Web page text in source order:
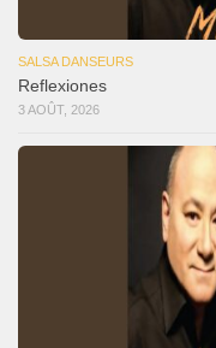
SALSA DANSEURS
Reflexiones
3 AOÛT, 2026